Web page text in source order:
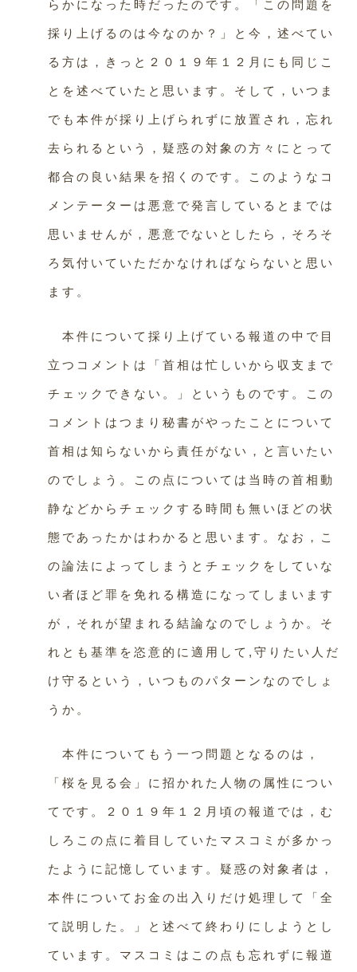
らかになった時だったのです。「この問題を
採り上げるのは今なのか？」と今，述べてい
る方は，きっと２０１９年１２月にも同じこ
とを述べていたと思います。そして，いつま
でも本件が採り上げられずに放置され，忘れ
去られるという，疑惑の対象の方々にとって
都合の良い結果を招くのです。このようなコ
メンテーターは悪意で発言しているとまでは
思いませんが，悪意でないとしたら，そろそ
ろ気付いていただかなければならないと思い
ます。
本件について採り上げている報道の中で目
立つコメントは「首相は忙しいから収支まで
チェックできない。」というものです。この
コメントはつまり秘書がやったことについて
首相は知らないから責任がない，と言いたい
のでしょう。この点については当時の首相動
静などからチェックする時間も無いほどの状
態であったかはわかると思います。なお，こ
の論法によってしまうとチェックをしていな
い者ほど罪を免れる構造になってしまいます
が，それが望まれる結論なのでしょうか。そ
れとも基準を恣意的に適用して,守りたい人だ
け守るという，いつものパターンなのでしょ
うか。
本件についてもう一つ問題となるのは，
「桜を見る会」に招かれた人物の属性につい
てです。２０１９年１２月頃の報道では，む
しろこの点に着目していたマスコミが多かっ
たように記憶しています。疑惑の対象者は，
本件についてお金の出入りだけ処理して「全
て説明した。」と述べて終わりにしようとし
ています。マスコミはこの点も忘れずに報道